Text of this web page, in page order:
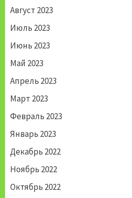
Август 2023
Июль 2023
Июнь 2023
Май 2023
Апрель 2023
Март 2023
Февраль 2023
Январь 2023
Декабрь 2022
Ноябрь 2022
Октябрь 2022